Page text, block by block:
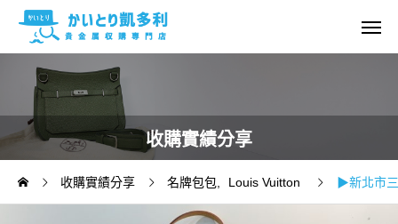
收購實績分享
收購實績分享 名牌包包 Louis Vuitton ▶新北市